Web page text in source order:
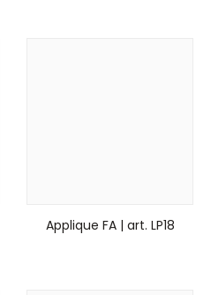
Applique FA | art. LP18